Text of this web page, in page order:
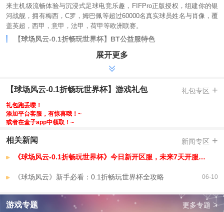
来主机级流畅体验与沉浸式足球电竞乐趣，FIFPro正版授权，组建你的银
河战舰，拥有梅西，C罗，姆巴佩等超过60000名真实球员姓名与肖像，覆
盖英超，西甲，意甲，法甲，荷甲等欧洲联赛。
【球场风云-0.1折畅玩世界杯】BT公益服特色
-登录狂送300连抽，快速组建银河战舰
-充值比例1:10钻石，游戏内充值0.1折
-活跃暴富，签到送自选超级巨星梅西，姆巴佩，C罗等
-多元养成，打造专属王牌阵容，自由转会市场随心签约补强
-战术布置，球员升级，技能解锁，位置特训全自由定制
-手操+教练双模式，新手老手都畅快
【球场风云-0.1折畅玩世界杯】VIP介绍
展开更多
【球场风云-0.1折畅玩世界杯】游戏礼包 礼包专区 +
礼包跑丢喽！
添加平台客服，有惊喜哦！~
或者在盒子app中领取！~
相关新闻 新闻专区 +
《球场风云-0.1折畅玩世界杯》今日新开区服，未来7天开服安排，已开区服
《球场风云》新手必看：0.1折畅玩世界杯全攻略 06-10
游戏专题 更多专题 >